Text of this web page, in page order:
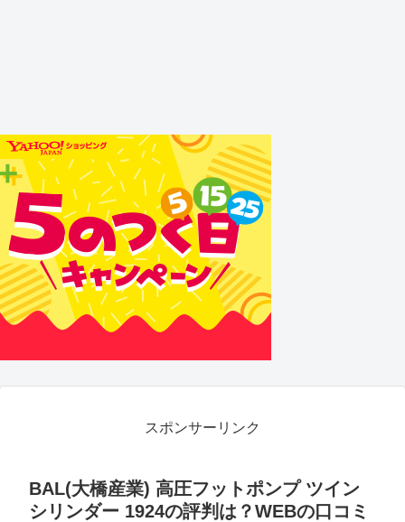
スポンサーリンク
BAL(大橋産業) 高圧フットポンプ ツイン
シリンダー 1924の評判は？WEBの口コミ